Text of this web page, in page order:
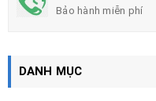
Bảo hành miễn phí
DANH MỤC